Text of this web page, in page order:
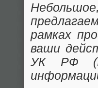
рамках
ваши
УК РФ